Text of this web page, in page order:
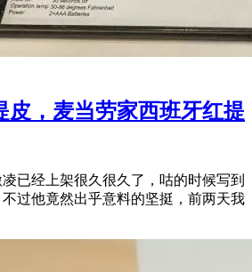
皮，麦当劳家西班牙红提
已经上架很久很久了，咕的时候写到
过他竟然出乎意料的坚挺，前两天我